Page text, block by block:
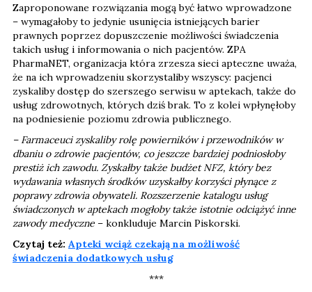
Zaproponowane rozwiązania mogą być łatwo wprowadzone
– wymagałoby to jedynie usunięcia istniejących barier
prawnych poprzez dopuszczenie możliwości świadczenia
takich usług i informowania o nich pacjentów. ZPA
PharmaNET, organizacja która zrzesza sieci apteczne uważa,
że na ich wprowadzeniu skorzystaliby wszyscy: pacjenci
zyskaliby dostęp do szerszego serwisu w aptekach, także do
usług zdrowotnych, których dziś brak. To z kolei wpłynęłoby
na podniesienie poziomu zdrowia publicznego.
– Farmaceuci zyskaliby rolę powierników i przewodników w
dbaniu o zdrowie pacjentów, co jeszcze bardziej podniosłoby
prestiż ich zawodu. Zyskałby także budżet NFZ, który bez
wydawania własnych środków uzyskałby korzyści płynące z
poprawy zdrowia obywateli. Rozszerzenie katalogu usług
świadczonych w aptekach mogłoby także istotnie odciążyć inne
zawody medyczne – konkluduje Marcin Piskorski.
Czytaj też: Apteki wciąż czekają na możliwość
świadczenia dodatkowych usług
***